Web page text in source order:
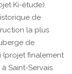
Ki-étude).
de
la plus
de
(projet finalement
Saint-Servais